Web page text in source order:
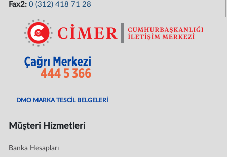
Fax2:0 (312) 418 71 28
DMO MARKA TESCİL BELGELERİ
Müşteri Hizmetleri
Banka Hesapları